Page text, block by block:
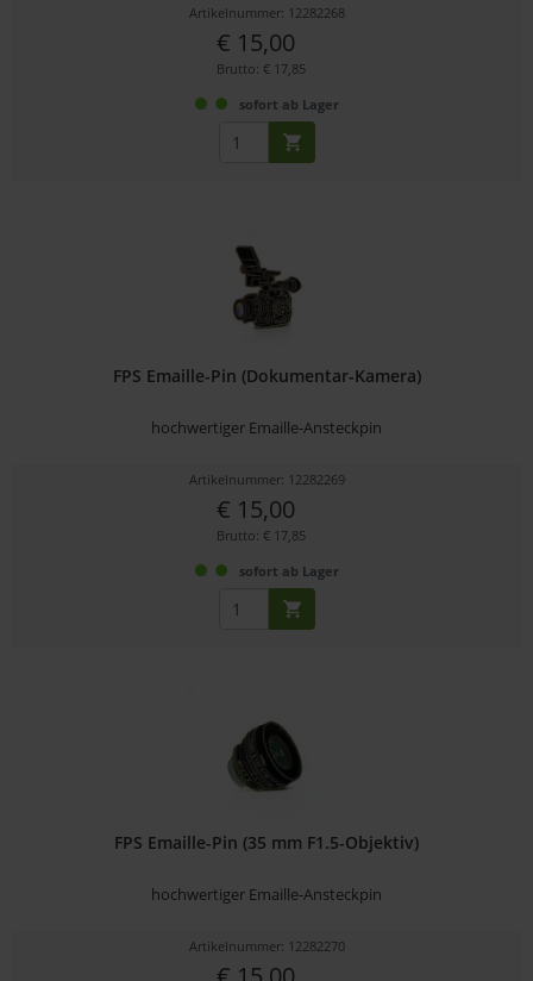
Artikelnummer: 12282268
€ 15,00
Brutto: € 17,85
sofort ab Lager
FPS Emaille-Pin (Dokumentar-Kamera)
hochwertiger Emaille-Ansteckpin
Artikelnummer: 12282269
€ 15,00
Brutto: € 17,85
sofort ab Lager
FPS Emaille-Pin (35 mm F1.5-Objektiv)
hochwertiger Emaille-Ansteckpin
Artikelnummer: 12282270